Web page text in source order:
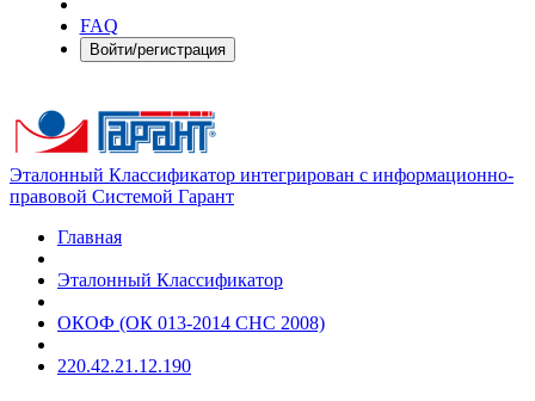
FAQ
Войти/регистрация
Эталонный Классификатор интегрирован с информационно-
правовой Системой Гарант
Главная
Эталонный Классификатор
ОКОФ (ОК 013-2014 СНС 2008)
220.42.21.12.190